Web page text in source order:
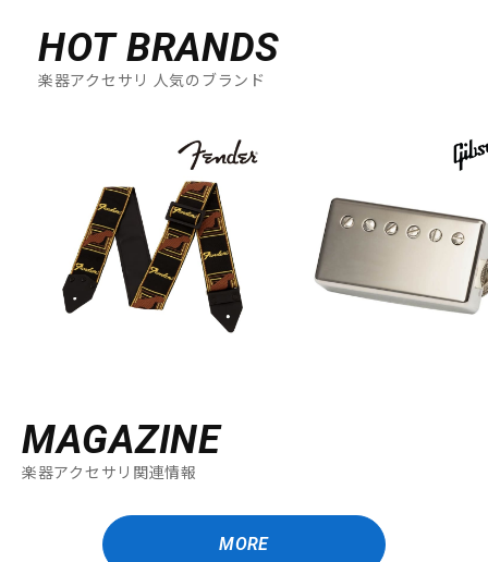
HOT BRANDS
楽器アクセサリ 人気のブランド
MAGAZINE
楽器アクセサリ関連情報
MORE